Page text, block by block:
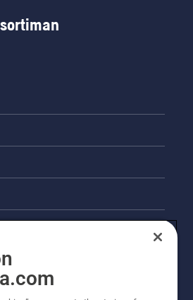
o proizvodu
Husqvarna